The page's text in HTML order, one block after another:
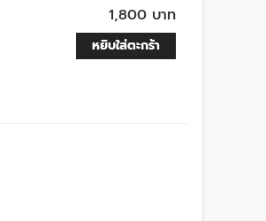
1,800 บาท
หยิบใส่ตะกร้า